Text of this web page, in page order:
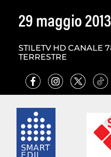
29 maggio 2013
STILETV HD CANALE
TERRESTRE